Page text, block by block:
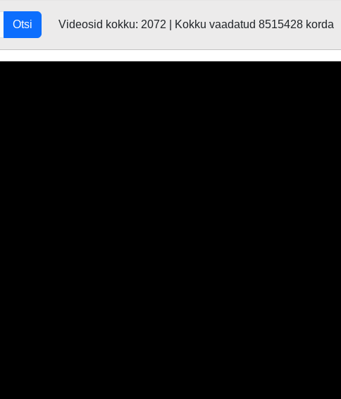
Otsi Videosid kokku: 2072 | Kokku vaadatud 8515428 korda